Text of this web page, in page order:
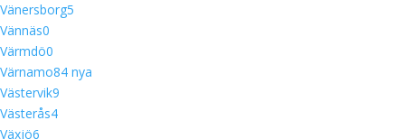
Vänersborg5
Vännäs0
Värmdö0
Värnamo84 nya
Västervik9
Västerås4
Växjö6